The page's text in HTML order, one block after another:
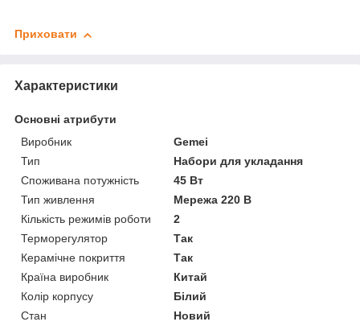
Приховати
Характеристики
Основні атрибути
Виробник
Gemei
Тип
Набори для укладання
Споживана потужність
45 Вт
Тип живлення
Мережа 220 В
Кількість режимів роботи
2
Терморегулятор
Так
Керамічне покриття
Так
Країна виробник
Китай
Колір корпусу
Білий
Стан
Новий